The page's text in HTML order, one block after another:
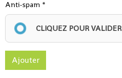
Anti-spam
CLIQUEZ POUR VALIDER
Ajouter